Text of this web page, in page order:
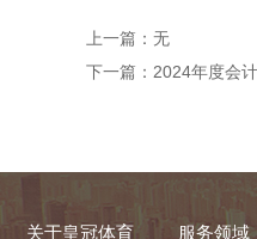
上一篇：无
下一篇： 2024年度会
关于皇冠体育 服务领域